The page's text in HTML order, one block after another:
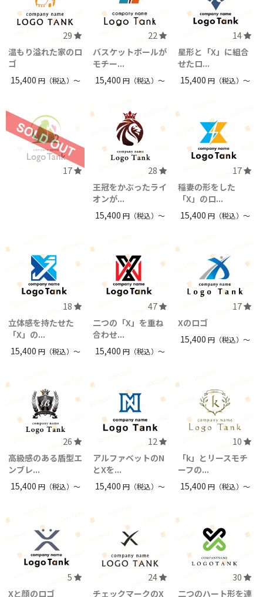
29
温もり溢れた家のロ
ゴ
15,400 円（税込）〜
22
バスケットボールが
モチー...
15,400円（税込）〜
14
星形と「X」に組合
せたロ...
15,400 円（税込）〜
17 28
王冠をかぶったライ
オンが...
15,400円（税込）〜
17
稲妻の形をした
「X」のロ...
15,400 円（税込）〜
18
立体感を持たせた
「X」の...
15,400 円（税込）〜
47
二つの「X」を重ね
合わせ...
15,400円（税込）〜
17
Xのロゴ
15,400 円（税込）〜
26
高級感のある盾型エ
ンブレ...
15,400 円（税込）〜
12
アルファベットのN
とXを...
15,400円（税込）〜
10
「k」とリースモチ
ーフの...
15,400 円（税込）〜
5
Xと顔のロゴ
24
チェックマークのX
30
二つのハート形を連